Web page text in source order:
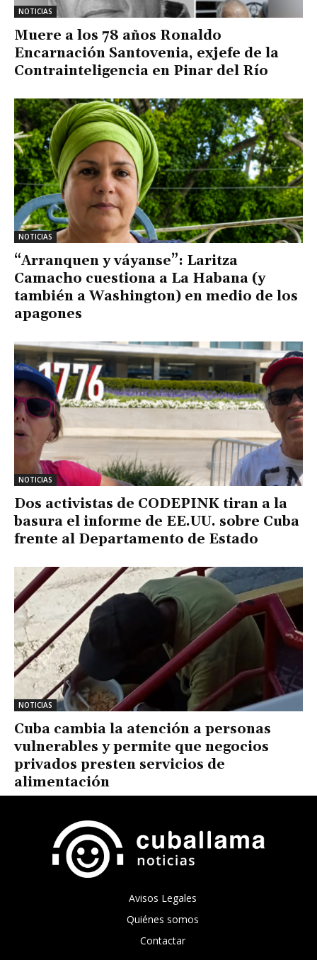
NOTICIAS
Muere a los 78 años Ronaldo
Encarnación Santovenia, exjefe de la
Contrainteligencia en Pinar del Río
NOTICIAS
“Arranquen y váyanse”: Laritza
Camacho cuestiona a La Habana (y
también a Washington) en medio de los
apagones
NOTICIAS
Dos activistas de CODEPINK tiran a la
basura el informe de EE.UU. sobre Cuba
frente al Departamento de Estado
NOTICIAS
Cuba cambia la atención a personas
vulnerables y permite que negocios
privados presten servicios de
alimentación
Avisos Legales
Quiénes somos
Contactar